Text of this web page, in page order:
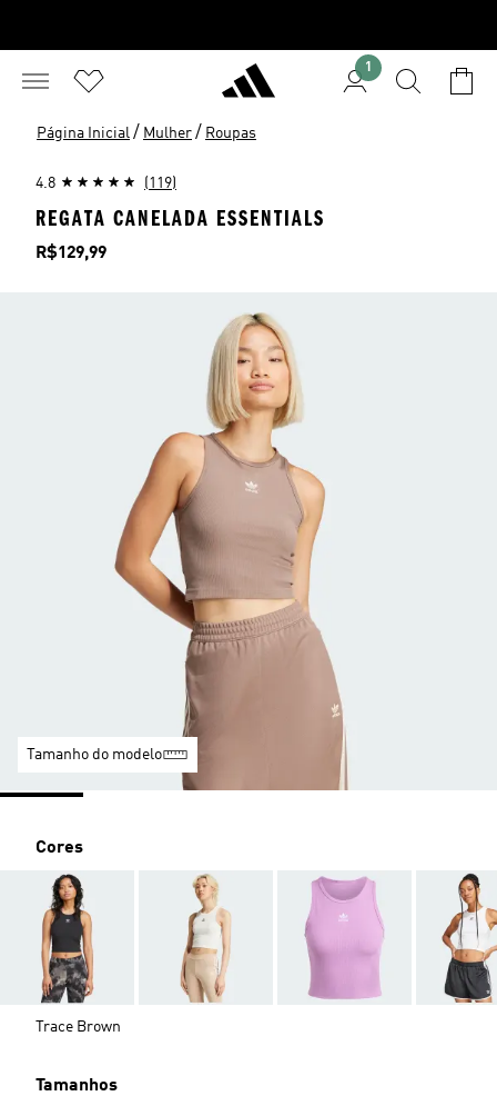
1
Página Inicial / Mulher / Roupas
4.8 (119)
REGATA CANELADA ESSENTIALS
Preço
R$129,99
Tamanho do modelo
Cores
Trace Brown
Tamanhos